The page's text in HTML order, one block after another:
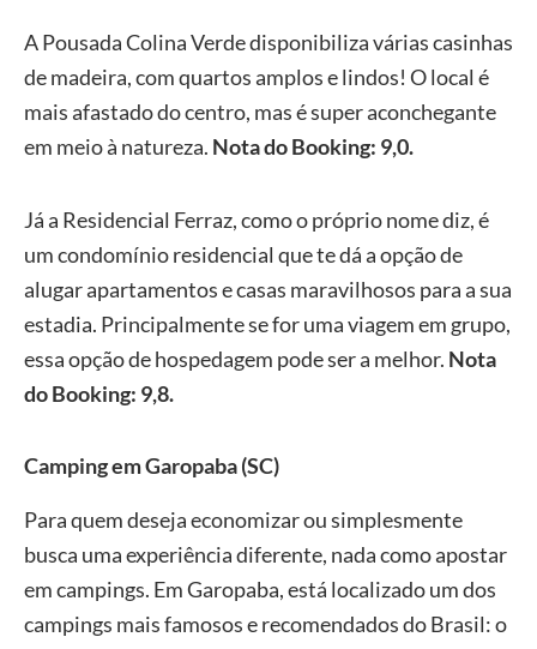
A Pousada Colina Verde disponibiliza várias casinhas
de madeira, com quartos amplos e lindos! O local é
mais afastado do centro, mas é super aconchegante
em meio à natureza. Nota do Booking: 9,0.
Já a Residencial Ferraz, como o próprio nome diz, é
um condomínio residencial que te dá a opção de
alugar apartamentos e casas maravilhosos para a sua
estadia. Principalmente se for uma viagem em grupo,
essa opção de hospedagem pode ser a melhor. Nota
do Booking: 9,8.
Camping em Garopaba(SC)
Para quem deseja economizar ou simplesmente
busca uma experiência diferente, nada como apostar
em campings. Em Garopaba, está localizado um dos
campings mais famosos e recomendados do Brasil: o